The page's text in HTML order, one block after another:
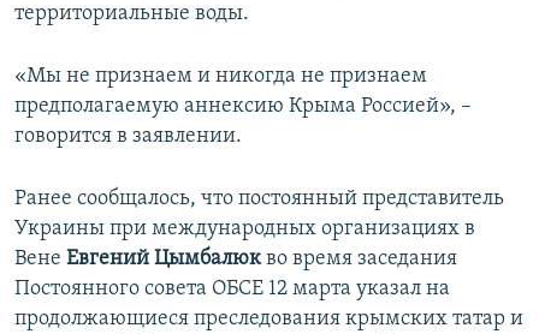
территориальные воды.
«Мы не признаем и никогда не признаем
предполагаемую аннексию Крыма Россией», –
говорится в заявлении.
Ранее сообщалось, что постоянный представитель
Украины при международных организациях в
Вене Евгений Цымбалюкво время заседания
Постоянного совета ОБСЕ 12 марта указал на
продолжающиеся преследования крымских татар и